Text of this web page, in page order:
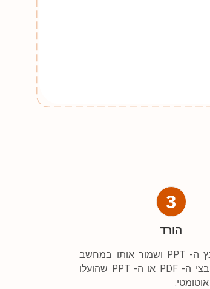
3
הורד
הורד את קובץ ה- PPT ושמור אותו במחשב
שלך. שאר קובצי ה- PDF או ה- PPT שהועלו